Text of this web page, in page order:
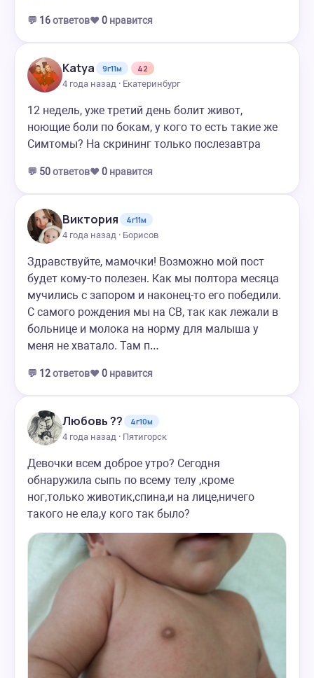
💬 16ответов❤️ 0 нравится
Katya 9г11м
42
4 года назад · Екатеринбург
12 недель, уже третий день болит живот,
ноющие боли по бокам, у кого то есть такие же
Симтомы? На скрининг только послезавтра
💬 50ответов❤️ 0 нравится
Виктория
4г11м
4 года назад · Борисов
Здравствуйте, мамочки! Возможно мой пост
будет кому-то полезен. Как мы полтора месяца
мучились с запором и наконец-то его победили.
С самого рождения мы на СВ, так как лежали в
больнице и молока на норму для малыша у
меня не хватало. Там п…
💬 12ответов❤️ 0 нравится
Любовь ??
4г10м
4 года назад · Пятигорск
Девочки всем доброе утро? Сегодня
обнаружила сыпь по всему телу ,кроме
ног,только животик,спина,и на лице,ничего
такого не ела,у кого так было?